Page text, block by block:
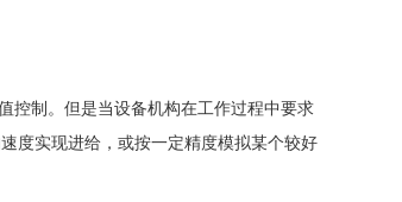
控制。但是当设备机构在工作过程中要求
度实现进给，或按一定精度模拟某个较好